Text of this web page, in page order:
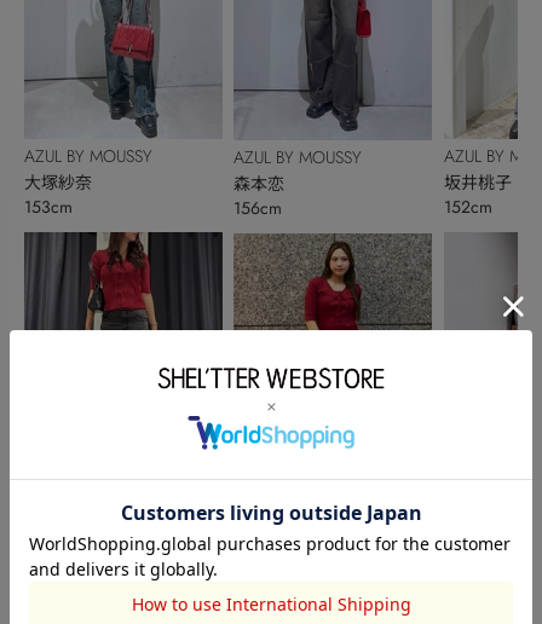
AZUL BY MOUSSY
大塚紗奈
153cm
AZUL BY MOUSSY
庄田未玖
162cm
AZUL BY MOUSSY
森本恋
156cm
AZUL BY MOUSSY
神保朱梨
AZUL BY
坂井桃子
152cm
澤野冴弥